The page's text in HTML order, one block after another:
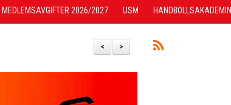
MEDLEMSAVGIFTER 2026/2027 USM HANDBOLLSAKADEMIN
>
<